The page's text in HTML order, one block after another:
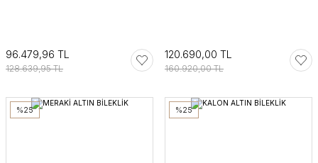
96.479,96 TL
128.639,95 TL
120.690,00 TL
160.920,00 TL
%25 %25